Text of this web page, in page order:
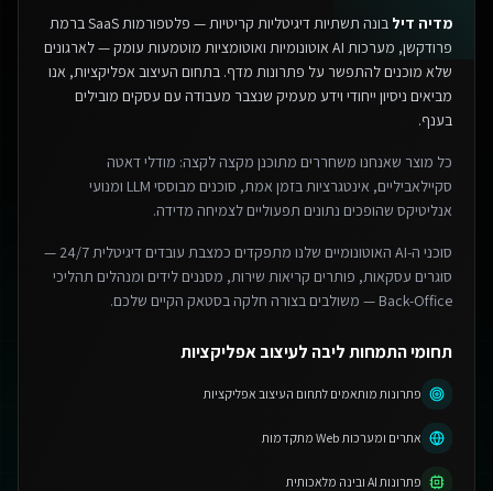
מדיה דיל
בונה תשתיות דיגיטליות קריטיות — פלטפורמות SaaS ברמת
פרודקשן, מערכות AI אוטונומיות ואוטומציות מוטמעות עומק — לארגונים
שלא מוכנים להתפשר על פתרונות מדף. בתחום העיצוב אפליקציות, אנו
מביאים ניסיון ייחודי וידע מעמיק שנצבר מעבודה עם עסקים מובילים
בענף.
כל מוצר שאנחנו משחררים מתוכנן מקצה לקצה: מודלי דאטה
סקיילאביליים, אינטגרציות בזמן אמת, סוכנים מבוססי LLM ומנועי
אנליטיקס שהופכים נתונים תפעוליים לצמיחה מדידה.
סוכני ה-AI האוטונומיים שלנו מתפקדים כמצבת עובדים דיגיטלית 24/7 —
סוגרים עסקאות, פותרים קריאות שירות, מסננים לידים ומנהלים תהליכי
Back-Office — משולבים בצורה חלקה בסטאק הקיים שלכם.
תחומי התמחות ליבה לעיצוב אפליקציות
פתרונות מותאמים לתחום העיצוב אפליקציות
אתרים ומערכות Web מתקדמות
פתרונות AI ובינה מלאכותית